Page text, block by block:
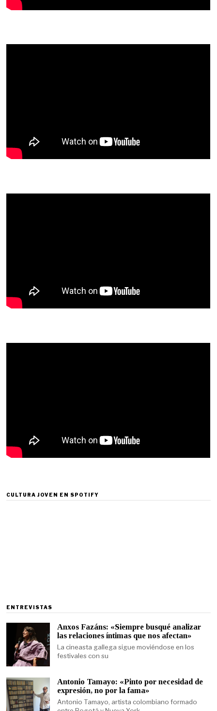
CULTURA JOVEN EN SPOTIFY
ENTREVISTAS
Anxos Fazáns: «Siempre busqué analizar
las relaciones íntimas que nos afectan»
La cineasta gallega sigue moviéndose en los
festivales con su
Antonio Tamayo: «Pinto por necesidad de
expresión, no por la fama»
Antonio Tamayo, artista colombiano formado